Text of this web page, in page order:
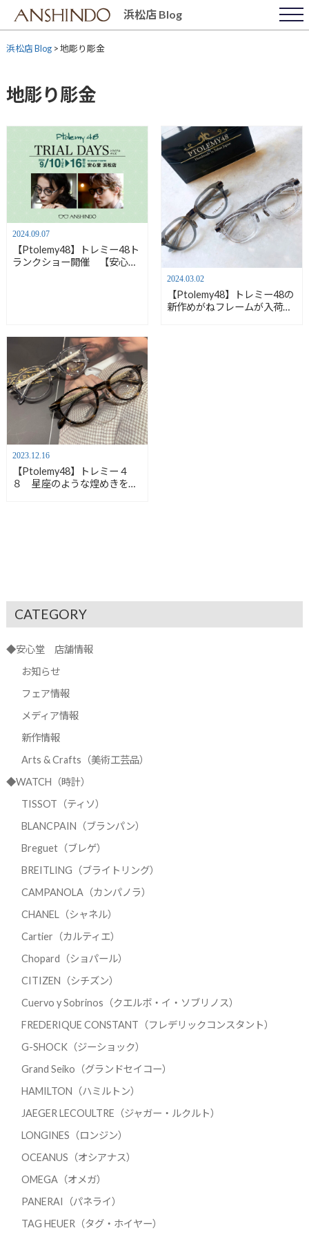
content
浜松店 Blog
浜松店 Blog>地彫り彫金
地彫り彫金
2024.09.07
【Ptolemy48】トレミー48ト
ランクショー開催 【安心堂
2024.03.02
【Ptolemy48】トレミー48の
新作めがねフレームが入荷し
2023.12.16
【Ptolemy48】トレミー４
８ 星座のような煌めきを備
CATEGORY
◆安心堂 店舗情報
お知らせ
フェア情報
メディア情報
新作情報
Arts & Crafts（美術工芸品）
◆WATCH（時計）
TISSOT（ティソ）
BLANCPAIN（ブランパン）
Breguet（ブレゲ）
BREITLING（ブライトリング）
CAMPANOLA（カンパノラ）
CHANEL（シャネル）
Cartier（カルティエ）
Chopard（ショパール）
CITIZEN（シチズン）
Cuervo y Sobrinos（クエルボ・イ・ソブリノス）
FREDERIQUE CONSTANT（フレデリックコンスタント）
G-SHOCK（ジーショック）
Grand Seiko（グランドセイコー）
HAMILTON（ハミルトン）
JAEGER LECOULTRE（ジャガー・ルクルト）
LONGINES（ロンジン）
OCEANUS（オシアナス）
OMEGA（オメガ）
PANERAI（パネライ）
TAG HEUER（タグ・ホイヤー）